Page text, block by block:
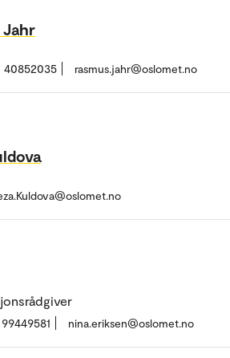
Jahr
40852035 rasmus.jahr@oslomet.no
nina.eriksen@oslomet.no